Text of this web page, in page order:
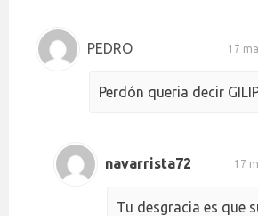
PEDRO 17
Perdón queria decir
navarrista72 17
Tu desgracia es que